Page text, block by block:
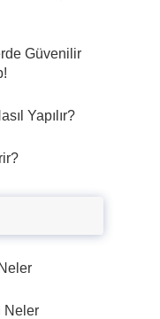
Güvenilir
Yapılır?
Neler